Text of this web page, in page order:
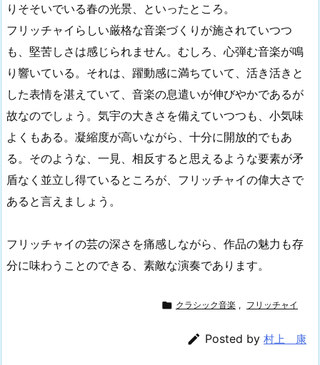
りそそいでいる春の光景、といったところ。
フリッチャイらしい厳格な音楽づくりが施されていつつ
も、堅苦しさは感じられません。むしろ、心弾む音楽が鳴
り響いている。それは、躍動感に満ちていて、活き活きと
した表情を湛えていて、音楽の息遣いが伸びやかであるが
故なのでしょう。気宇の大きさを備えていつつも、小気味
よくもある。凝縮度が高いながら、十分に開放的でもあ
る。そのような、一見、相反すると思えるような要素が矛
盾なく並立し得ているところが、フリッチャイの偉大さで
あると言えましょう。
フリッチャイの芸の深さを痛感しながら、作品の魅力も存
分に味わうことのできる、素敵な演奏であります。
 クラシック音楽 , フリッチャイ
 Posted by 村上 康